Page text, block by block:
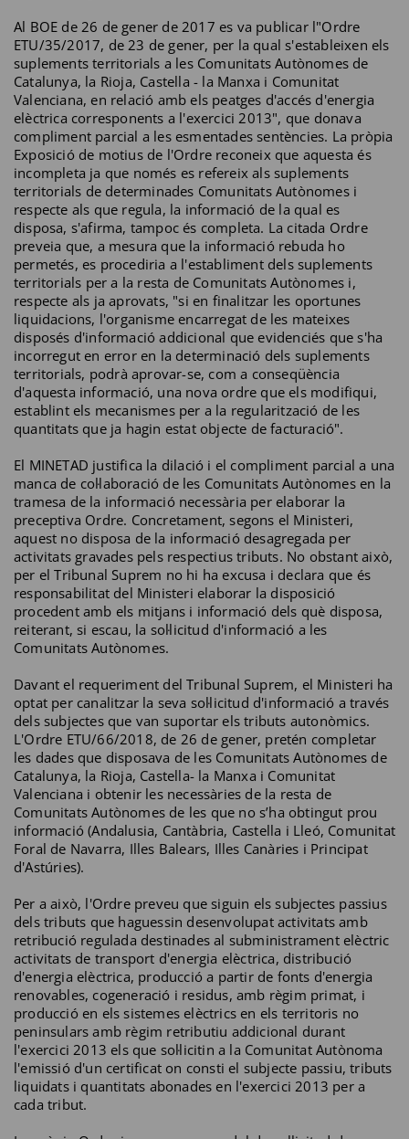
Al BOE de 26 de gener de 2017 es va publicar l"Ordre
ETU/35/2017, de 23 de gener, per la qual s'estableixen els
suplements territorials a les Comunitats Autònomes de
Catalunya, la Rioja, Castella - la Manxa i Comunitat
Valenciana, en relació amb els peatges d'accés d'energia
elèctrica corresponents a l'exercici 2013", que donava
compliment parcial a les esmentades sentències. La pròpia
Exposició de motius de l'Ordre reconeix que aquesta és
incompleta ja que només es refereix als suplements
territorials de determinades Comunitats Autònomes i
respecte als que regula, la informació de la qual es
disposa, s'afirma, tampoc és completa. La citada Ordre
preveia que, a mesura que la informació rebuda ho
permetés, es procediria a l'establiment dels suplements
territorials per a la resta de Comunitats Autònomes i,
respecte als ja aprovats, "si en finalitzar les oportunes
liquidacions, l'organisme encarregat de les mateixes
disposés d'informació addicional que evidenciés que s'ha
incorregut en error en la determinació dels suplements
territorials, podrà aprovar-se, com a conseqüència
d'aquesta informació, una nova ordre que els modifiqui,
establint els mecanismes per a la regularització de les
quantitats que ja hagin estat objecte de facturació".
El MINETAD justifica la dilació i el compliment parcial a una
manca de col·laboració de les Comunitats Autònomes en la
tramesa de la informació necessària per elaborar la
preceptiva Ordre. Concretament, segons el Ministeri,
aquest no disposa de la informació desagregada per
activitats gravades pels respectius tributs. No obstant això,
per el Tribunal Suprem no hi ha excusa i declara que és
responsabilitat del Ministeri elaborar la disposició
procedent amb els mitjans i informació dels què disposa,
reiterant, si escau, la sol·licitud d'informació a les
Comunitats Autònomes.
Davant el requeriment del Tribunal Suprem, el Ministeri ha
optat per canalitzar la seva sol·licitud d'informació a través
dels subjectes que van suportar els tributs autonòmics.
L'Ordre ETU/66/2018, de 26 de gener, pretén completar
les dades que disposava de les Comunitats Autònomes de
Catalunya, la Rioja, Castella- la Manxa i Comunitat
Valenciana i obtenir les necessàries de la resta de
Comunitats Autònomes de les que no s’ha obtingut prou
informació (Andalusia, Cantàbria, Castella i Lleó, Comunitat
Foral de Navarra, Illes Balears, Illes Canàries i Principat
d'Astúries).
Per a això, l'Ordre preveu que siguin els subjectes passius
dels tributs que haguessin desenvolupat activitats amb
retribució regulada destinades al subministrament elèctric
activitats de transport d'energia elèctrica, distribució
d'energia elèctrica, producció a partir de fonts d'energia
renovables, cogeneració i residus, amb règim primat, i
producció en els sistemes elèctrics en els territoris no
peninsulars amb règim retributiu addicional durant
l'exercici 2013 els que sol·licitin a la Comunitat Autònoma
l'emissió d'un certificat on consti el subjecte passiu, tributs
liquidats i quantitats abonades en l'exercici 2013 per a
cada tribut.